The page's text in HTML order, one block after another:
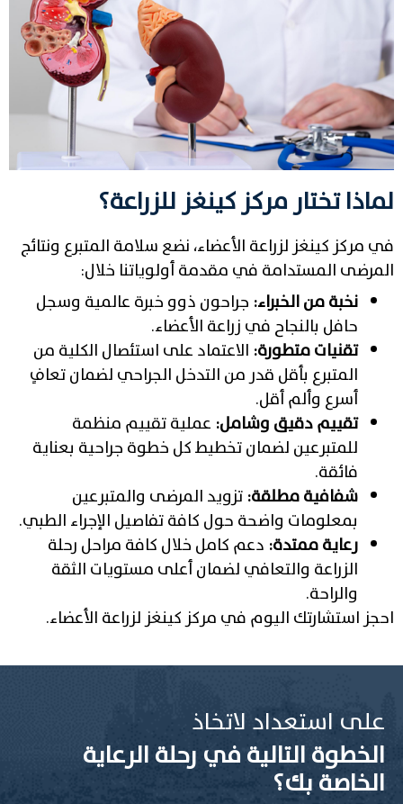
لماذا تختار مركز كينغز للزراعة؟
في مركز كينغز لزراعة الأعضاء، نضع سلامة المتبرع ونتائج
المرضى المستدامة في مقدمة أولوياتنا خلال:
نخبة من الخبراء: جراحون ذوو خبرة عالمية وسجل
حافل بالنجاح في زراعة الأعضاء.
تقنيات متطورة: الاعتماد على استئصال الكلية من
المتبرع بأقل قدر من التدخل الجراحي لضمان تعافٍ
أسرع وألم أقل.
تقييم دقيق وشامل: عملية تقييم منظمة
للمتبرعين لضمان تخطيط كل خطوة جراحية بعناية
فائقة.
شفافية مطلقة:تزويد المرضى والمتبرعين
بمعلومات واضحة حول كافة تفاصيل الإجراء الطبي.
رعاية ممتدة: دعم كامل خلال كافة مراحل رحلة
الزراعة والتعافي لضمان أعلى مستويات الثقة
والراحة.
احجز استشارتك اليوم في مركز كينغز لزراعة الأعضاء.
على استعداد لاتخاذ
الخطوة التالية في رحلة الرعاية
الخاصة بك؟